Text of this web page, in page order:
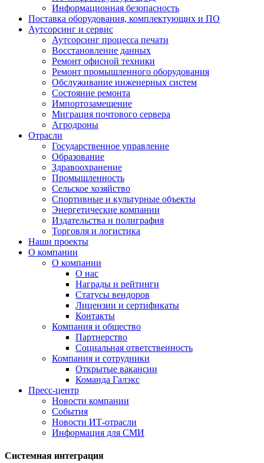
Информационная безопасность
Поставка оборудования, комплектующих и ПО
Аутсорсинг и сервис
Аутсорсинг процесса печати
Восстановление данных
Ремонт офисной техники
Ремонт промышленного оборудования
Обслуживание инженерных систем
Состояние ремонта
Импортозамещение
Миграция почтового сервера
Агродроны
Отрасли
Государственное управление
Образование
Здравоохранение
Промышленность
Сельское хозяйство
Спортивные и культурные объекты
Энергетические компании
Издательства и полиграфия
Торговля и логистика
Наши проекты
О компании
О компании
О нас
Награды и рейтинги
Статусы вендоров
Лицензии и сертификаты
Контакты
Компания и общество
Партнерство
Социальная ответственность
Компания и сотрудники
Открытые вакансии
Команда Галэкс
Пресс-центр
Новости компании
События
Новости ИТ-отрасли
Информация для СМИ
Системная интеграция